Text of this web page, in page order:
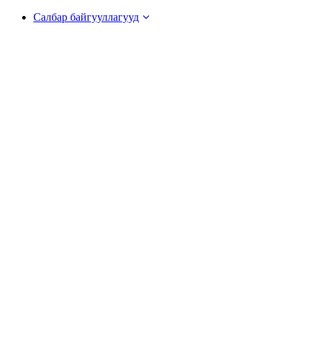
Салбар байгууллагууд